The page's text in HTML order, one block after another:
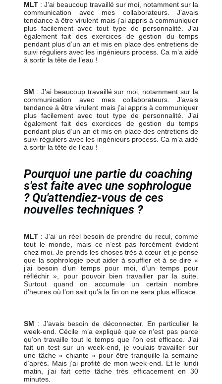
MLT : J’ai beaucoup travaillé sur moi, notamment sur la
communication avec mes collaborateurs. J’avais
tendance à être virulent mais j’ai appris à communiquer
plus facilement avec tout type de personnalité. J’ai
également fait des exercices de gestion du temps
pendant plus d’un an et mis en place des entretiens de
suivi réguliers avec les ingénieurs process. Ca m’a aidé
à sortir la tête de l’eau !
SM : J’ai beaucoup travaillé sur moi, notamment sur la
communication avec mes collaborateurs. J’avais
tendance à être virulent mais j’ai appris à communiquer
plus facilement avec tout type de personnalité. J’ai
également fait des exercices de gestion du temps
pendant plus d’un an et mis en place des entretiens de
suivi réguliers avec les ingénieurs process. Ca m’a aidé
à sortir la tête de l’eau !
Pourquoi une partie du coaching
s'est faite avec une sophrologue
? Qu'attendiez-vous de ces
nouvelles techniques ?
MLT : J’ai un réel besoin de prendre du recul, comme
tout le monde, mais ce n’est pas forcément évident
chez moi. Je prends les choses très à cœur et je pense
que la sophrologie peut aider à souffler et à se dire «
j’ai besoin d’un temps pour moi, d’un temps pour
réfléchir », pour pouvoir bien travailler par la suite.
Surtout quand on accumule un certain nombre
d’heures où l’on sait qu’à la fin on ne sera plus efficace.
SM : J’avais besoin de déconnecter. En particulier le
week-end. Cécile m’a expliqué que ce n’est pas parce
qu’on travaille tout le temps que l’on est efficace. J’ai
fait un test sur un week-end, je voulais travailler sur
une tâche « chiante » pour être tranquille la semaine
d’après. Mais j’ai profité de mon week-end. Et le lundi
matin, j’ai fait cette tâche très efficacement en 30
minutes.